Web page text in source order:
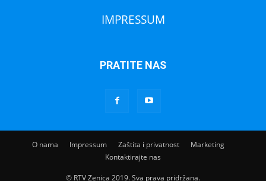
IMPRESSUM
PRATITE NAS
O nama Impressum Zaštita i privatnost
Marketing
Kontaktirajte nas
© RTV Zenica 2019. Sva prava pridržana.